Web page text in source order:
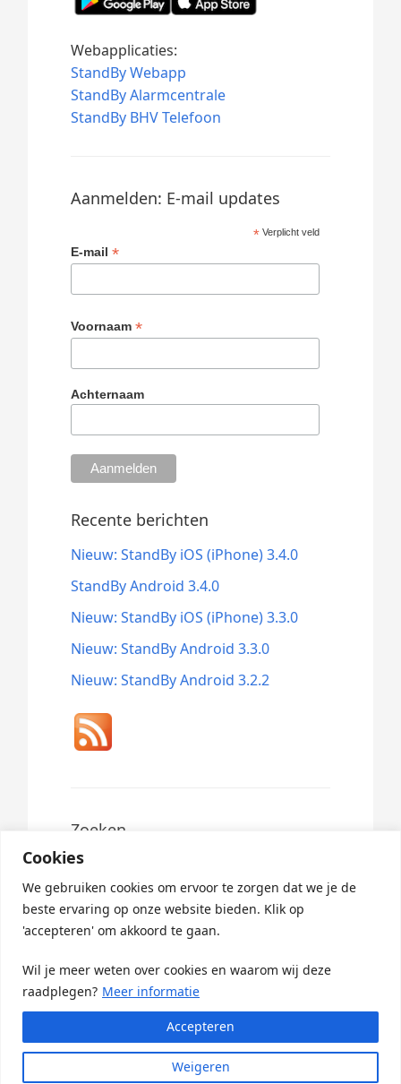
Cookies
We gebruiken cookies om ervoor te zorgen dat we je de
beste ervaring op onze website bieden. Klik op
'accepteren' om akkoord te gaan.
Wil je meer weten over cookies en waarom wij deze
raadplegen? Meer informatie
Weigeren
Accepteren
Webapplicaties:
StandBy Webapp
StandBy Alarmcentrale
StandBy BHV Telefoon
Aanmelden: E-mail updates
* Verplicht veld
E-mail*
Voornaam*
Achternaam
Recente berichten
Nieuw: StandBy iOS (iPhone) 3.4.0
StandBy Android 3.4.0
Nieuw: StandBy iOS (iPhone) 3.3.0
Nieuw: StandBy Android 3.3.0
Nieuw: StandBy Android 3.2.2
Zoeken
Search
for:
© 2026 ·StandBy Updates· Powered ByGreenlet